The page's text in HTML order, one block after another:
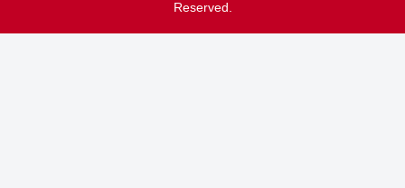
Reserved.